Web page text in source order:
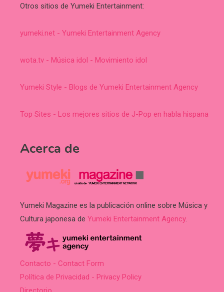
Otros sitios de Yumeki Entertainment:
yumeki.net - Yumeki Entertainment Agency
wota.tv - Música idol - Movimiento idol
Yumeki Style - Blogs de Yumeki Entertainment Agency
Top Sites - Los mejores sitios de J-Pop en habla hispana
Acerca de
Yumeki Magazine es la publicación online sobre Música y
Cultura japonesa de Yumeki Entertainment Agency.
Contacto - Contact Form
Política de Privacidad - Privacy Policy